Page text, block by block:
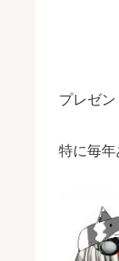
プレゼン
特に毎年